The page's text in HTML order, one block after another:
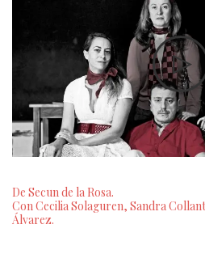
De Secun de la Rosa.
Con Cecilia Solaguren, Sandra
Álvarez.